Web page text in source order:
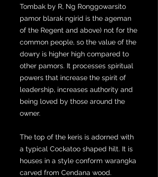
Tombak by R, Ng Ronggowarsito
pamor blarak ngirid is the ageman
of the Regent and above) not for the
common people, so the value of the
dowry is higher high compared to
other pamors. It processes spiritual
powers that increase the spirit of
leadership, increases authority and
being loved by those around the
owner.
The top of the keris is adorned with
a typical Cockatoo shaped hilt. It is
houses in a style conform warangka
carved from Cendana wood.